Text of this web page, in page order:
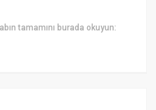
tamamını burada okuyun: